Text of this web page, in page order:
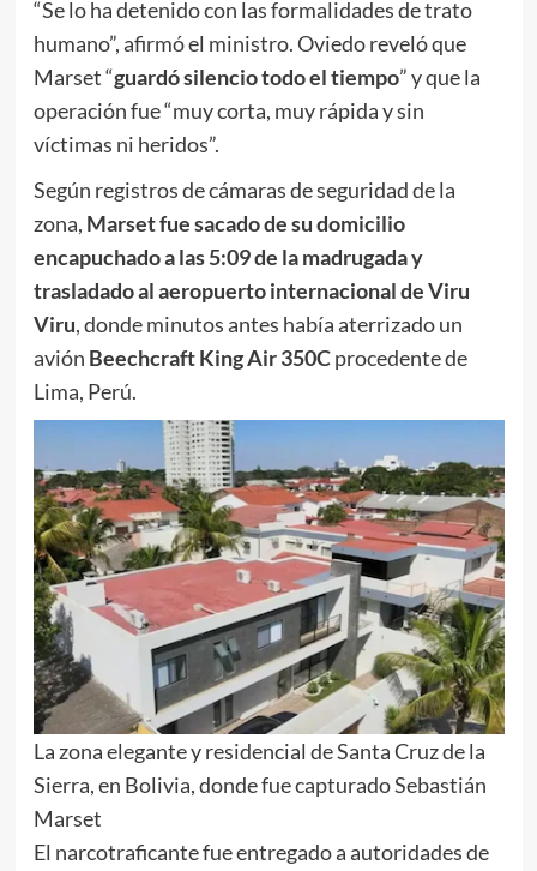
“Se lo ha detenido con las formalidades de trato
humano”, afirmó el ministro. Oviedo reveló que
Marset “guardó silencio todo el tiempo” y que la
operación fue “muy corta, muy rápida y sin
víctimas ni heridos”.
Según registros de cámaras de seguridad de la
zona, Marset fue sacado de su domicilio
encapuchado a las 5:09 de la madrugada y
trasladado al aeropuerto internacional de Viru
Viru, donde minutos antes había aterrizado un
avión Beechcraft King Air 350Cprocedente de
Lima, Perú.
La zona elegante y residencial de Santa Cruz de la
Sierra, en Bolivia, donde fue capturado Sebastián
Marset
El narcotraficante fue entregado a autoridades de